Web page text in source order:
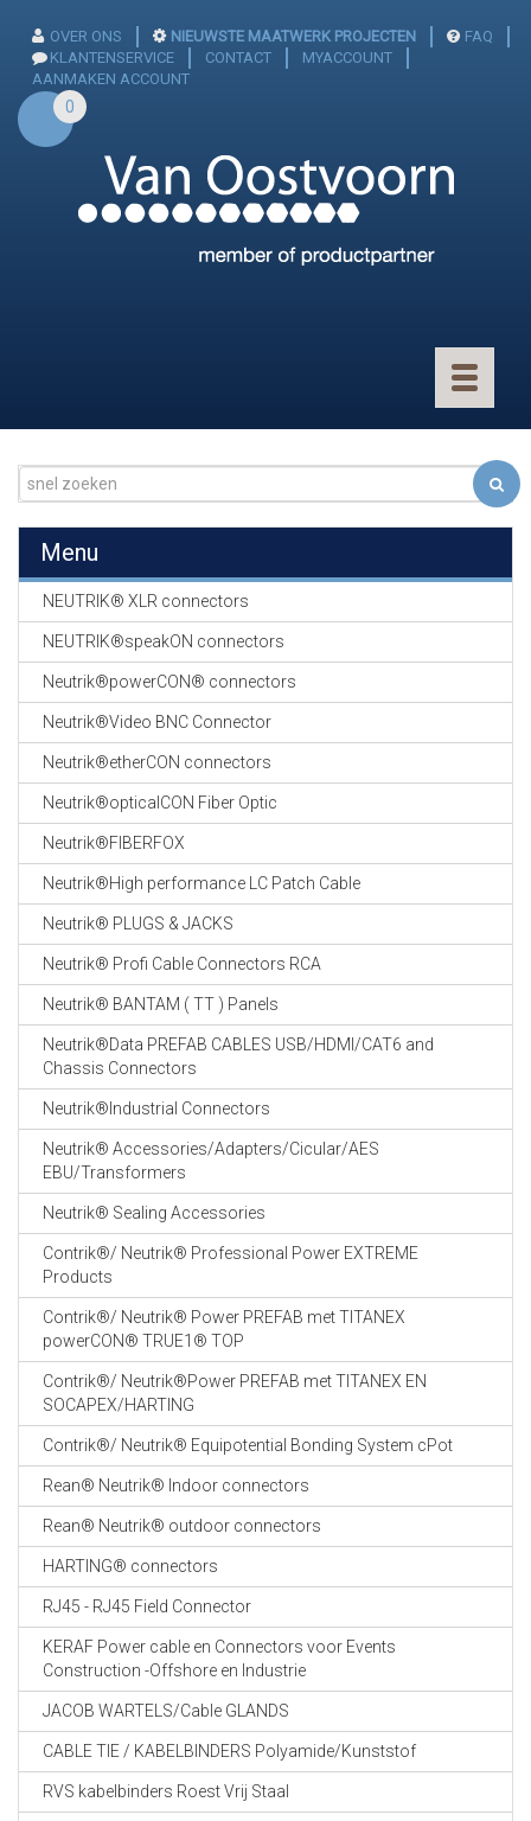
OVER ONS NIEUWSTE MAATWERK PROJECTEN
FAQ
KLANTENSERVICE
CONTACT
MYACCOUNT
AANMAKEN ACCOUNT
0
Toggle
GEVLOCHTEN KOUS
EN
KRIMP KOUS
KOPER KABEL
OP ROL
OCC OPTICAL
FIBER CABLE
GE-ASSEMBLEERDE
19" RACKS
EN
TOEBEHOREN
CABLE EQUIPEMENTS
Menu
NEUTRIK® XLR connectors
NEUTRIK®speakON connectors
Neutrik®powerCON® connectors
Neutrik®Video BNC Connector
Neutrik®etherCON connectors
Neutrik®opticalCON Fiber Optic
Neutrik®FIBERFOX
Neutrik®High performance LC Patch Cable
Neutrik® PLUGS & JACKS
Neutrik® Profi Cable Connectors RCA
Neutrik® BANTAM ( TT ) Panels
Neutrik®Data PREFAB CABLES USB/HDMI/CAT6 and
Chassis Connectors
Neutrik®Industrial Connectors
Neutrik® Accessories/Adapters/Cicular/AES
EBU/Transformers
Neutrik® Sealing Accessories
Contrik®/ Neutrik® Professional Power EXTREME
Products
Contrik®/ Neutrik® Power PREFAB met TITANEX
powerCON® TRUE1® TOP
Contrik®/ Neutrik®Power PREFAB met TITANEX EN
SOCAPEX/HARTING
Contrik®/ Neutrik® Equipotential Bonding System cPot
Rean® Neutrik® Indoor connectors
Rean® Neutrik® outdoor connectors
HARTING® connectors
RJ45 - RJ45 Field Connector
KERAF Power cable en Connectors voor Events
Construction -Offshore en Industrie
JACOB WARTELS/Cable GLANDS
CABLE TIE / KABELBINDERS Polyamide/Kunststof
RVS kabelbinders Roest Vrij Staal